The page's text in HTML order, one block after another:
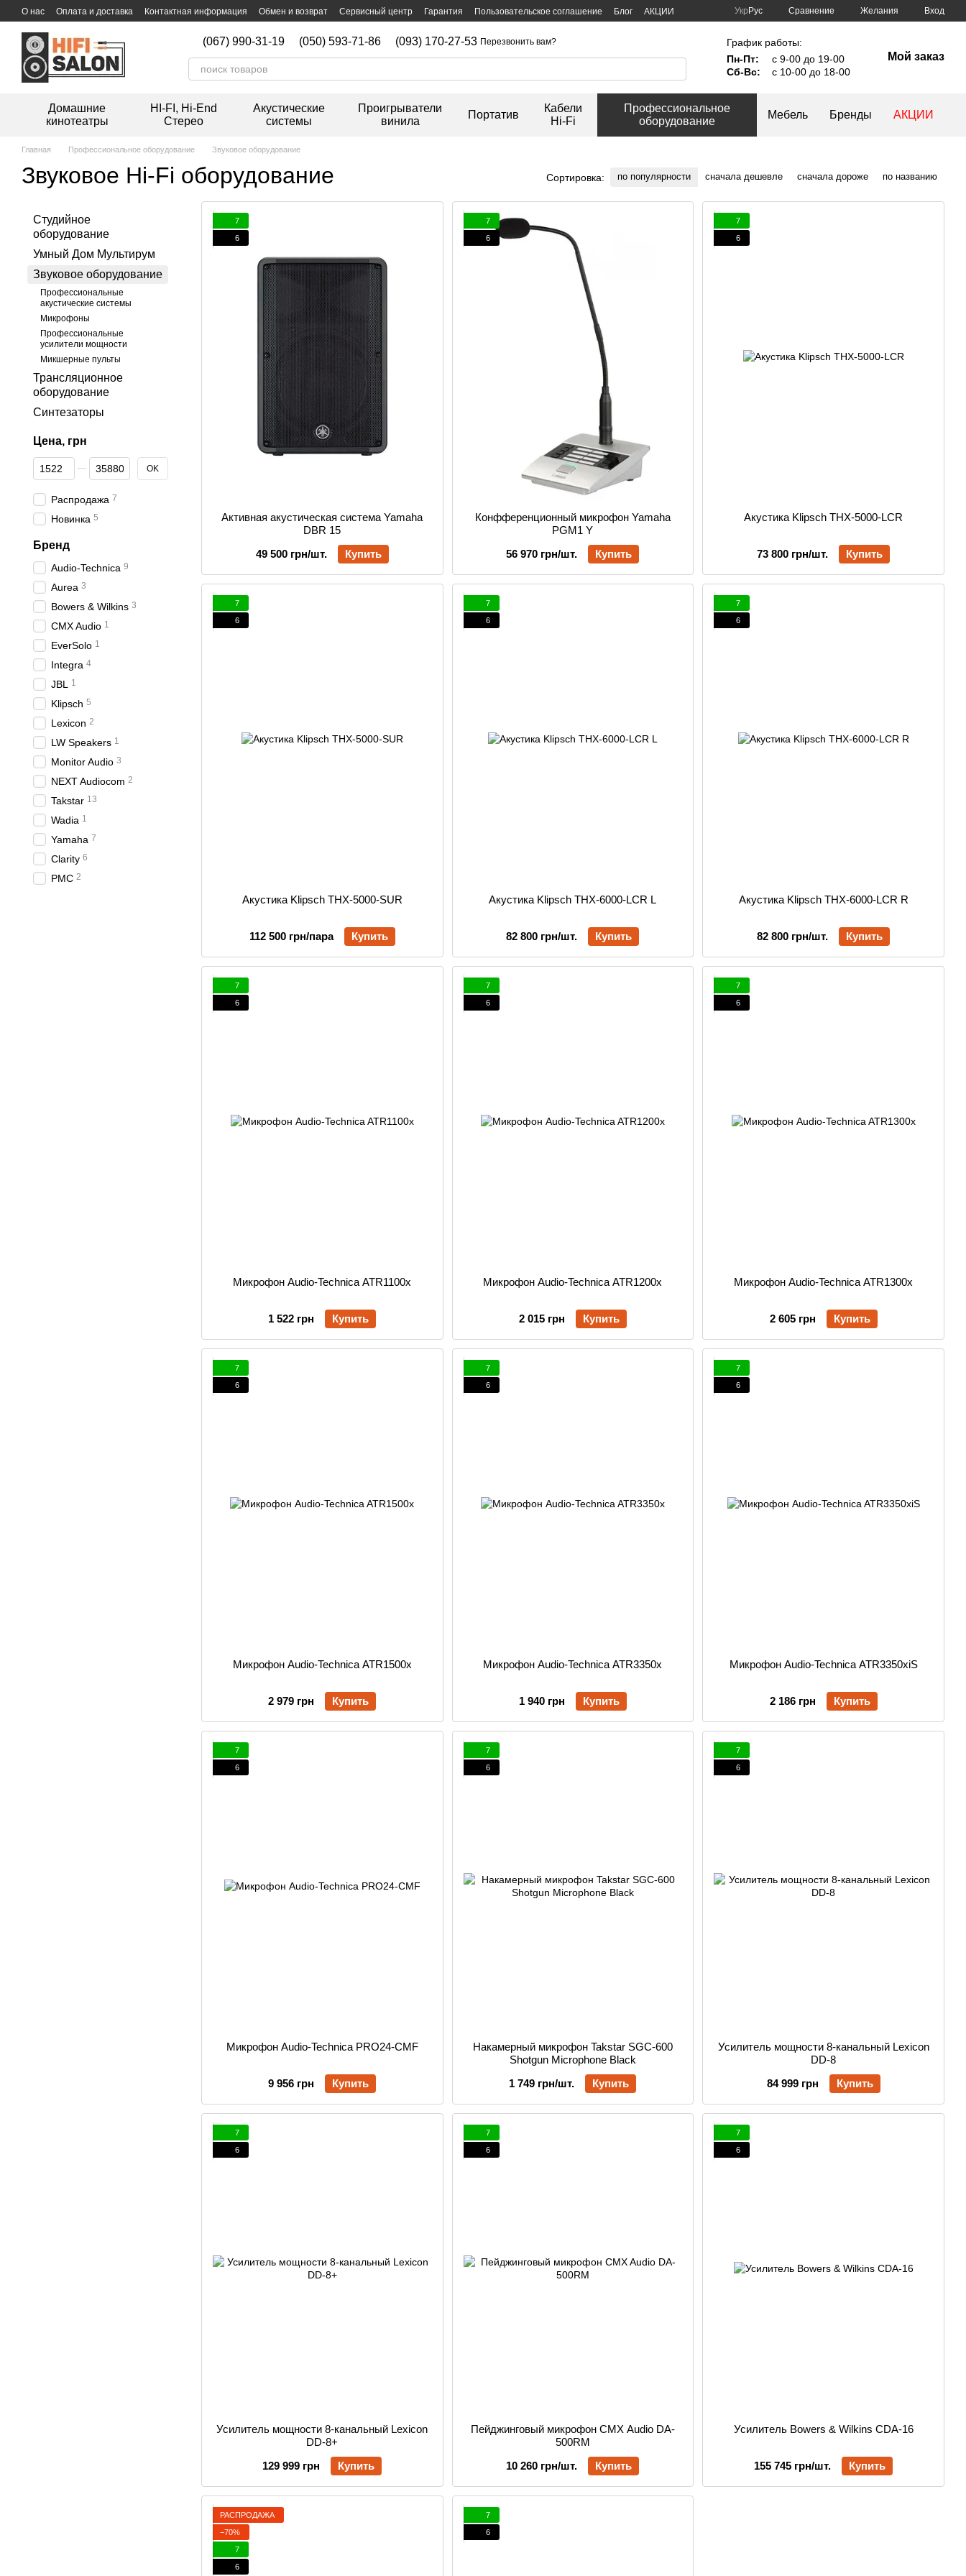
Перейти к основному контенту
О нас Оплата и доставка Контактная информация Обмен и возврат Сервисный центр Гарантия Пользовательское соглашение Блог
АКЦИИ
Укр Рус Сравнение Желания Вход
(067) 990-31-19 (050) 593-71-86 (093) 170-27-53 Перезвонить вам?
График работы:
Пн-Пт:
с 9-00 до 19-00
Сб-Вс:
с 10-00 до 18-00
Мой заказ
Домашние
кинотеатры
HI-FI, Hi-End
Стерео
Акустические
системы
Проигрыватели
винила
Портатив
Кабели
Hi-Fi
Профессиональное
оборудование
Мебель Бренды АКЦИИ
Главная Профессиональное оборудование Звуковое оборудование
Звуковое Hi-Fi оборудование Сортировка: по популярности сначала дешевле сначала дороже по названию
7
6
Активная акустическая система Yamaha
DBR 15
49 500 грн/шт.
Купить
7
6
Конфференционный микрофон Yamaha
PGM1 Y
56 970 грн/шт.
Купить
7
6
Акустика Klipsch THX-5000-LCR
73 800 грн/шт. Купить
7
6
Акустика Klipsch THX-5000-SUR
112 500 грн/пара Купить
7
6
Акустика Klipsch THX-6000-LCR L
82 800 грн/шт. Купить
7
6
Акустика Klipsch THX-6000-LCR R
82 800 грн/шт. Купить
7
6
Микрофон Audio-Technica ATR1100x
1 522 грн Купить
7
6
Микрофон Audio-Technica ATR1200x
2 015 грн Купить
7
6
Микрофон Audio-Technica ATR1300x
2 605 грн Купить
7
6
Микрофон Audio-Technica ATR1500x
2 979 грн Купить
7
6
Микрофон Audio-Technica ATR3350x
1 940 грн Купить
7
6
Микрофон Audio-Technica ATR3350xiS
2 186 грн Купить
7
6
Микрофон Audio-Technica PRO24-CMF
9 956 грн Купить
7
6
Накамерный микрофон Takstar SGC-600
Shotgun Microphone Black
1 749 грн/шт.
Купить
7
6
Усилитель мощности 8-канальный Lexicon
DD-8
84 999 грн
Купить
7
6
Усилитель мощности 8-канальный Lexicon
DD-8+
129 999 грн
Купить
7
6
Пейджинговый микрофон CMX Audio DA-
500RM
10 260 грн/шт.
Купить
7
6
Усилитель Bowers & Wilkins CDA-16
155 745 грн/шт. Купить
РАСПРОДАЖА
−70%
7
6
7
6
Студийное
оборудование
Умный Дом Мультирум
Звуковое оборудование
Профессиональные
акустические системы
Микрофоны
Профессиональные
усилители мощности
Микшерные пульты
Трансляционное
оборудование
Синтезаторы
Цена, грн
От Цена, грн
До Цена, грн OK
Распродажа 7
Новинка 5
Бренд
Audio-Technica 9
Aurea 3
Bowers & Wilkins 3
CMX Audio 1
EverSolo 1
Integra 4
JBL 1
Klipsch 5
Lexicon 2
LW Speakers 1
Monitor Audio 3
NEXT Audiocom 2
Takstar 13
Wadia 1
Yamaha 7
Clarity 6
PMC 2